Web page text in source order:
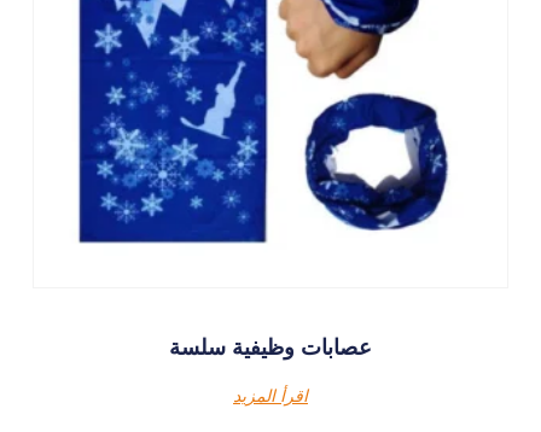
عصابات وظيفية سلسة
اقرأ المزيد